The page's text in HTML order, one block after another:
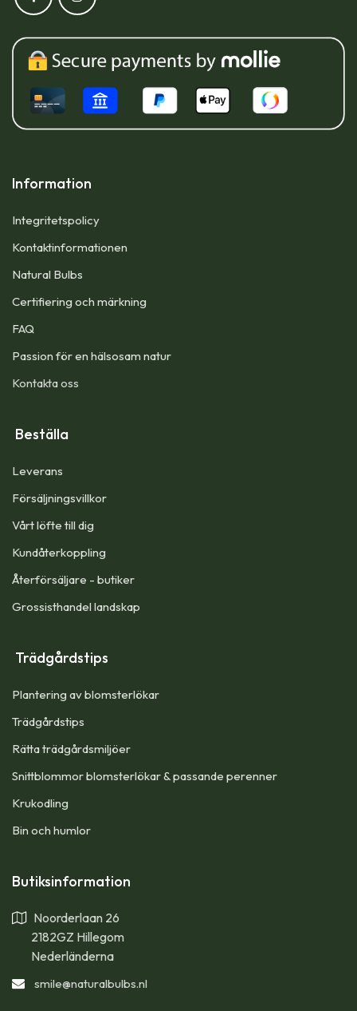
Information
Integritetspolicy
Kontaktinformationen
Natural Bulbs
Certifiering och märkning
FAQ
Passion för en hälsosam natur
Kontakta oss
Beställa
Leverans
Försäljningsvillkor
Vårt löfte till dig​
Kundåterkoppling
Återförsäljare - butiker
Grossisthandel landskap
Trädgårdstips
Plantering av blomsterlökar
Trädgårdstips
Rätta trädgårdsmiljöer
Snittblommor blomsterlökar & passande perenner
Krukodling
Bin och humlor
Butiksinformation
Noorderlaan 26
2182GZ Hillegom
Nederländerna
smile@naturalbulbs.nl